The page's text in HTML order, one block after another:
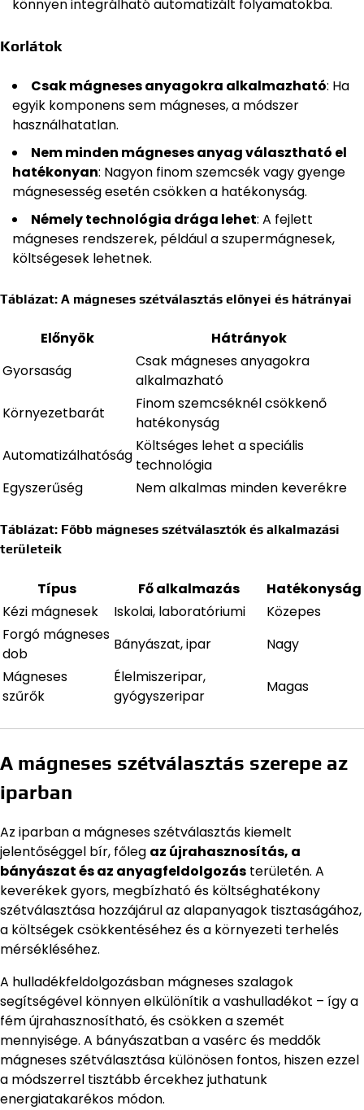
könnyen integrálható automatizált folyamatokba.
Korlátok
Csak mágneses anyagokra alkalmazható: Ha
egyik komponens sem mágneses, a módszer
használhatatlan.
Nem minden mágneses anyag választható el
hatékonyan: Nagyon finom szemcsék vagy gyenge
mágnesesség esetén csökken a hatékonyság.
Némely technológia drága lehet: A fejlett
mágneses rendszerek, például a szupermágnesek,
költségesek lehetnek.
Táblázat: A mágneses szétválasztás előnyei és hátrányai
Előnyök
Hátrányok
Gyorsaság
Csak mágneses anyagokra
alkalmazható
Környezetbarát
Finom szemcséknél csökkenő
hatékonyság
Automatizálhatóság
Költséges lehet a speciális
technológia
Egyszerűség
Nem alkalmas minden keverékre
Táblázat: Főbb mágneses szétválasztók és alkalmazási
területeik
Típus Fő alkalmazás
Hatékonyság
Kézi mágnesek
Iskolai, laboratóriumi
Közepes
Forgó mágneses
dob
Bányászat, ipar
Nagy
Mágneses
szűrők
Élelmiszeripar,
gyógyszeripar
Magas
A mágneses szétválasztás szerepe az
iparban
Az iparban a mágneses szétválasztás kiemelt
jelentőséggel bír, főleg az újrahasznosítás, a
bányászat és az anyagfeldolgozás területén. A
keverékek gyors, megbízható és költséghatékony
szétválasztása hozzájárul az alapanyagok tisztaságához,
a költségek csökkentéséhez és a környezeti terhelés
mérsékléséhez.
A hulladékfeldolgozásban mágneses szalagok
segítségével könnyen elkülönítik a vashulladékot – így a
fém újrahasznosítható, és csökken a szemét
mennyisége. A bányászatban a vasérc és meddők
mágneses szétválasztása különösen fontos, hiszen ezzel
a módszerrel tisztább ércekhez juthatunk
energiatakarékos módon.